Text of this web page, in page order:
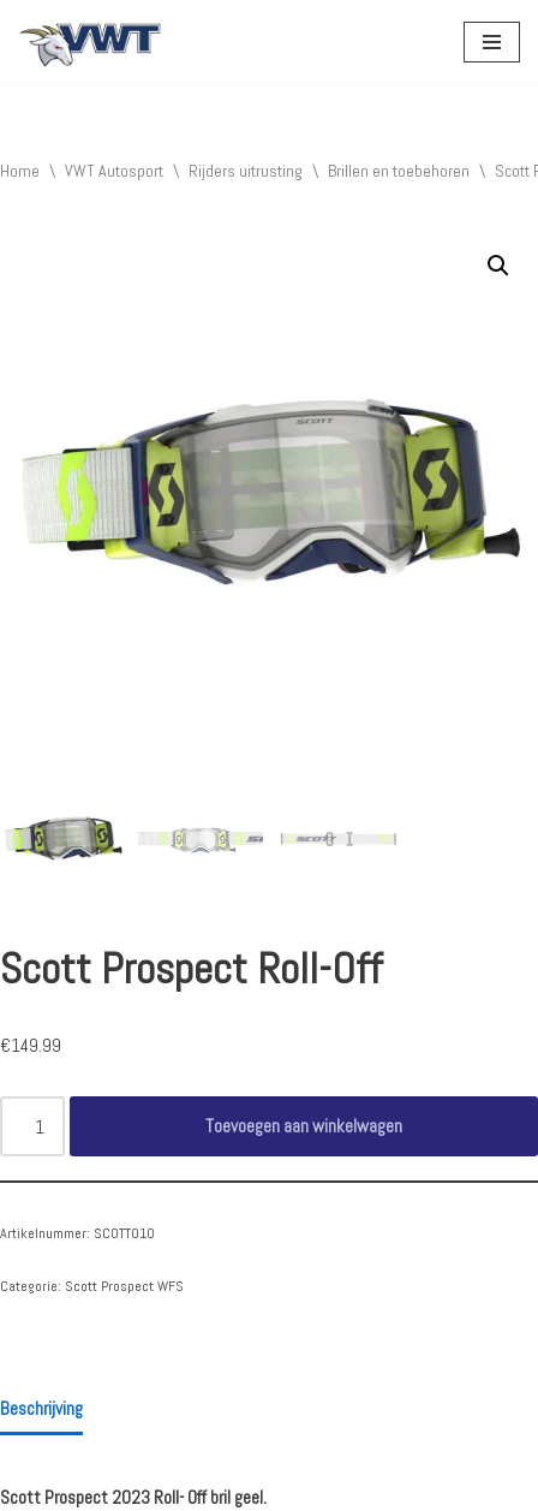
Home \ VWT Autosport \ Rijders uitrusting \ Brillen en toebehoren \ Scott
Scott Prospect Roll-Off
€149.99
Toevoegen aan winkelwagen
Artikelnummer: SCOTT010
Categorie: Scott Prospect WFS
Beschrijving
Scott Prospect 2023 Roll- Off bril geel.